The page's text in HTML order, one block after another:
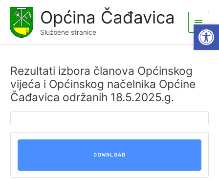
content
Općina Čađavica
Službene stranice
Main
Menu
Rezultati izbora članova Općinskog
vijeća i Općinskog načelnika Općine
Čađavica održanih 18.5.2025.g.
DOWNLOAD